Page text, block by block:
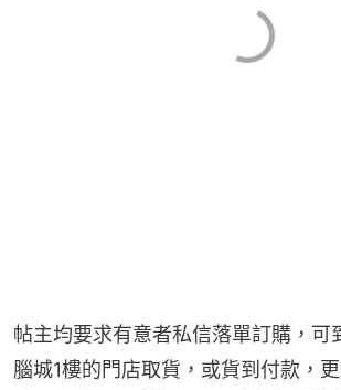
帖主均要求有意者私信落單訂購，可
腦城1樓的門店取貨，或貨到付款，